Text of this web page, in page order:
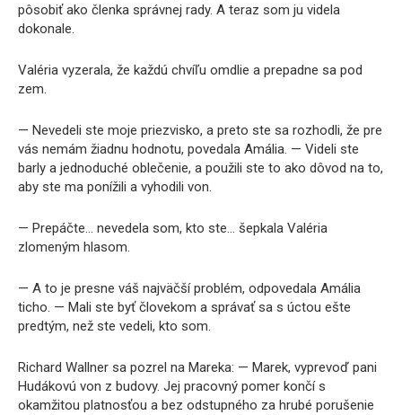
pôsobiť ako členka správnej rady. A teraz som ju videla
dokonale.
Valéria vyzerala, že každú chvíľu omdlie a prepadne sa pod
zem.
— Nevedeli ste moje priezvisko, a preto ste sa rozhodli, že pre
vás nemám žiadnu hodnotu, povedala Amália. — Videli ste
barly a jednoduché oblečenie, a použili ste to ako dôvod na to,
aby ste ma ponížili a vyhodili von.
— Prepáčte… nevedela som, kto ste… šepkala Valéria
zlomeným hlasom.
— A to je presne váš najväčší problém, odpovedala Amália
ticho. — Mali ste byť človekom a správať sa s úctou ešte
predtým, než ste vedeli, kto som.
Richard Wallner sa pozrel na Mareka: — Marek, vyprevoď pani
Hudákovú von z budovy. Jej pracovný pomer končí s
okamžitou platnosťou a bez odstupného za hrubé porušenie